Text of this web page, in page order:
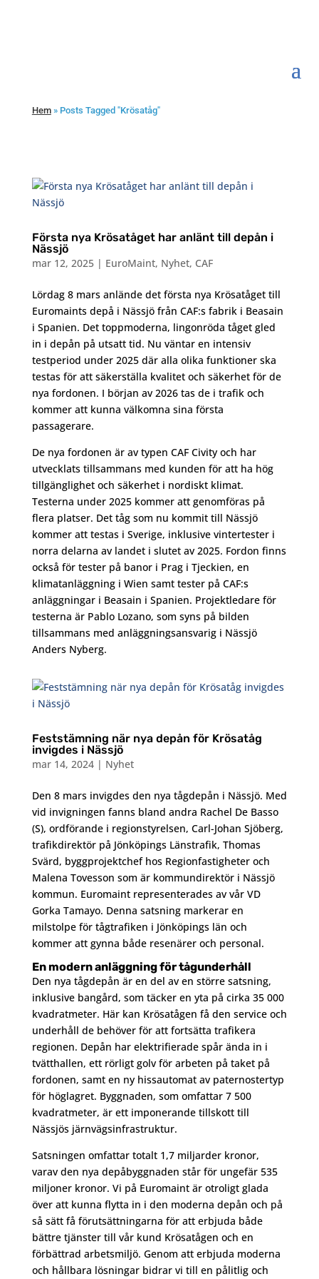
Hem» Posts Tagged "Krösatåg"
Första nya Krösatåget har anlänt till depån i
Nässjö
mar 12, 2025| EuroMaint, Nyhet, CAF
Lördag 8 mars anlände det första nya Krösatåget till
Euromaints depå i Nässjö från CAF:s fabrik i Beasain
i Spanien. Det toppmoderna, lingonröda tåget gled
in i depån på utsatt tid. Nu väntar en intensiv
testperiod under 2025 där alla olika funktioner ska
testas för att säkerställa kvalitet och säkerhet för de
nya fordonen. I början av 2026 tas de i trafik och
kommer att kunna välkomna sina första
passagerare.
De nya fordonen är av typen CAF Civity och har
utvecklats tillsammans med kunden för att ha hög
tillgänglighet och säkerhet i nordiskt klimat.
Testerna under 2025 kommer att genomföras på
flera platser. Det tåg som nu kommit till Nässjö
kommer att testas i Sverige, inklusive vintertester i
norra delarna av landet i slutet av 2025. Fordon finns
också för tester på banor i Prag i Tjeckien, en
klimatanläggning i Wien samt tester på CAF:s
anläggningar i Beasain i Spanien. Projektledare för
testerna är Pablo Lozano, som syns på bilden
tillsammans med anläggningsansvarig i Nässjö
Anders Nyberg.
Feststämning när nya depån för Krösatåg
invigdes i Nässjö
mar 14, 2024| Nyhet
Den 8 mars invigdes den nya tågdepån i Nässjö. Med
vid invigningen fanns bland andra Rachel De Basso
(S), ordförande i regionstyrelsen, Carl-Johan Sjöberg,
trafikdirektör på Jönköpings Länstrafik, Thomas
Svärd, byggprojektchef hos Regionfastigheter och
Malena Tovesson som är kommundirektör i Nässjö
kommun. Euromaint representerades av vår VD
Gorka Tamayo. Denna satsning markerar en
milstolpe för tågtrafiken i Jönköpings län och
kommer att gynna både resenärer och personal.
En modern anläggning för tågunderhåll
Den nya tågdepån är en del av en större satsning,
inklusive bangård, som täcker en yta på cirka 35 000
kvadratmeter. Här kan Krösatågen få den service och
underhåll de behöver för att fortsätta trafikera
regionen. Depån har elektrifierade spår ända in i
tvätthallen, ett rörligt golv för arbeten på taket på
fordonen, samt en ny hissautomat av paternostertyp
för höglagret. Byggnaden, som omfattar 7 500
kvadratmeter, är ett imponerande tillskott till
Nässjös järnvägsinfrastruktur.
Satsningen omfattar totalt 1,7 miljarder kronor,
varav den nya depåbyggnaden står för ungefär 535
miljoner kronor. Vi på Euromaint är otroligt glada
över att kunna flytta in i den moderna depån och på
så sätt få förutsättningarna för att erbjuda både
bättre tjänster till vår kund Krösatågen och en
förbättrad arbetsmiljö. Genom att erbjuda moderna
och hållbara lösningar bidrar vi till en pålitlig och